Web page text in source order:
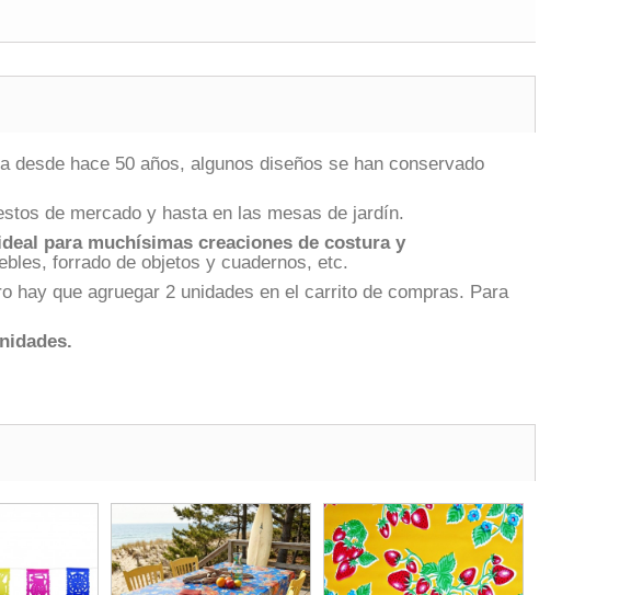
hace 50 años, algunos diseños se han conservado
de mercado y hasta en las mesas de jardín.
para muchísimas creaciones de costura y
forrado de objetos y cuadernos, etc.
hay que agruegar 2 unidades en el carrito de compras. Para